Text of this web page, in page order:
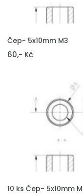
VLOŽIT DO KOŠÍKU
Čep- 5x10mm M3
60,- Kč
VLOŽIT DO KOŠÍKU
10 ks Čep- 5x10mm